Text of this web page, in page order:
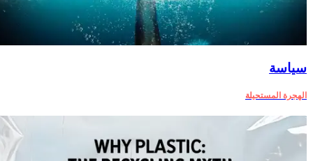
سياسة
الهجرة المستحيلة